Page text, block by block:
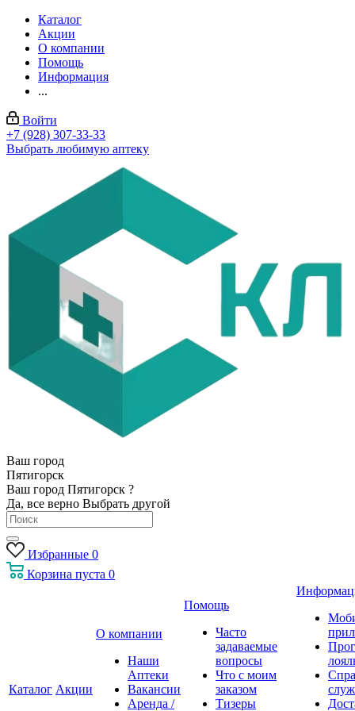
Каталог
Акции
О компании
Помощь
Информация
...
Войти
+7 (928) 307-33-33
Выбрать любимую аптеку
Ваш город
Пятигорск
Ваш город Пятигорск ?
Да, все верно Выбрать другой
Избранные 0
Корзина пуста 0
Каталог Акции
О компании
Наши
Аптеки
Вакансии
Аренда /
Помощь
Часто
задаваемые
вопросы
Что с моим
заказом
Тизеры